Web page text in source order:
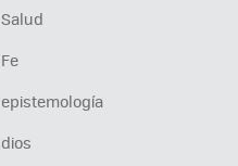
Salud
Fe
epistemología
dios